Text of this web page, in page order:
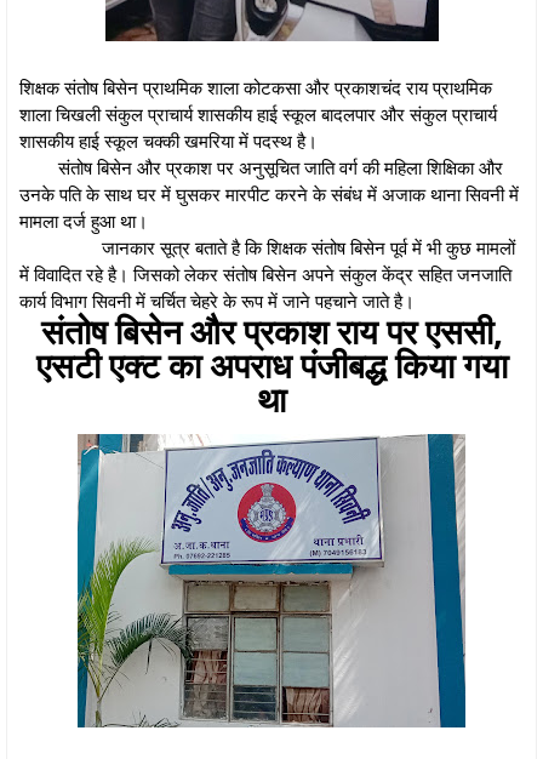
शिक्षक संतोष बिसेन प्राथमिक शाला कोटकसा और प्रकाशचंद राय प्राथमिक
शाला चिखली संकुल प्राचार्य शासकीय हाई स्कूल बादलपार और संकुल प्राचार्य
शासकीय हाई स्कूल चक्की खमरिया में पदस्थ है।
संतोष बिसेन और प्रकाश पर अनुसूचित जाति वर्ग की महिला शिक्षिका और
उनके पति के साथ घर में घुसकर मारपीट करने के संबंध में अजाक थाना सिवनी में
मामला दर्ज हुआ था।
जानकार सूत्र बताते है कि शिक्षक संतोष बिसेन पूर्व में भी कुछ मामलों
में विवादित रहे है। जिसको लेकर संतोष बिसेन अपने संकुल केंद्र सहित जनजाति
कार्य विभाग सिवनी में चर्चित चेहरे के रूप में जाने पहचाने जाते है।
संतोष बिसेन और प्रकाश राय पर एससी,
एसटी एक्ट का अपराध पंजीबद्ध किया गया
था